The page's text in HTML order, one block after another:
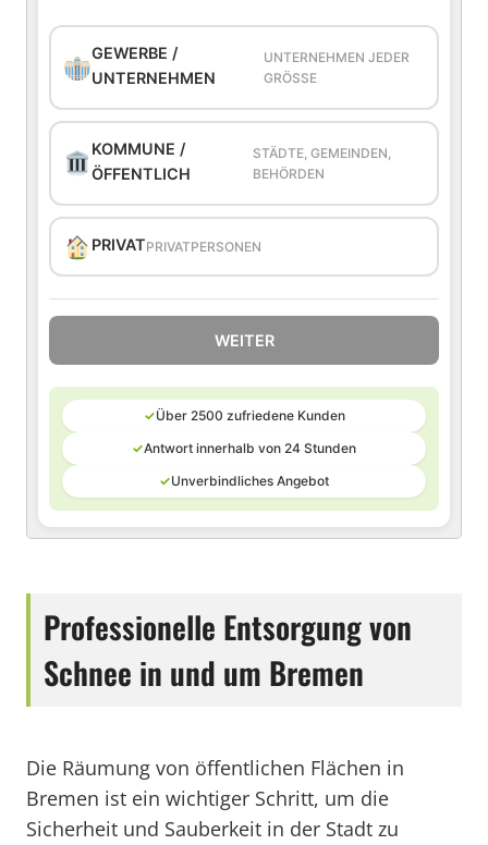
GEWERBE /
UNTERNEHMEN
UNTERNEHMEN JEDER
GRÖSSE
KOMMUNE /
ÖFFENTLICH
STÄDTE, GEMEINDEN,
BEHÖRDEN
PRIVATPRIVATPERSONEN
WEITER
✓Über 2500 zufriedene Kunden
✓Antwort innerhalb von 24 Stunden
✓Unverbindliches Angebot
Professionelle Entsorgung von
Schnee in und um Bremen
Die Räumung von öffentlichen Flächen in
Bremen ist ein wichtiger Schritt, um die
Sicherheit und Sauberkeit in der Stadt zu